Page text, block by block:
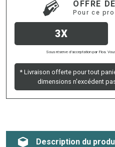
OFFRE
Pour ce
3X
Sous réserve d’acceptation par Floa.
* Livraison offerte pour tout
dimensions n'excédent
Description du